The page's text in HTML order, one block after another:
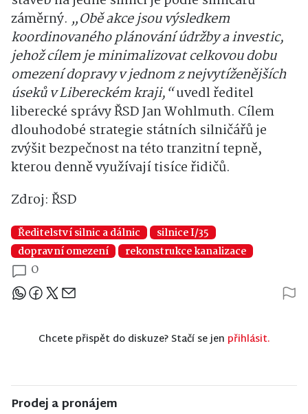
záměrný. „Obě akce jsou výsledkem
koordinovaného plánování údržby a investic,
jehož cílem je minimalizovat celkovou dobu
omezení dopravy v jednom z nejvytíženějších
úseků v Libereckém kraji,“uvedl ředitel
liberecké správy ŘSD Jan Wohlmuth. Cílem
dlouhodobé strategie státních silničářů je
zvýšit bezpečnost na této tranzitní tepně,
kterou denně využívají tisíce řidičů.
Zdroj: ŘSD
Ředitelství silnic a dálnic
silnice I/35
dopravní omezení
rekonstrukce kanalizace
0
Sdílejte článek
Chcete přispět do diskuze? Stačí se jen přihlásit.
Prodej a pronájem